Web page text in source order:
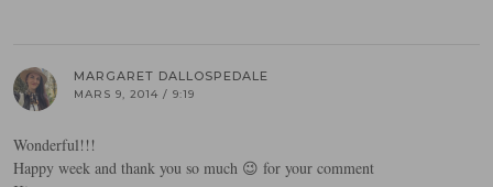
MARGARET DALLOSPEDALE
MARS 9, 2014 / 9:19
Wonderful!!!
Happy week and thank you so much 😉 for your comment